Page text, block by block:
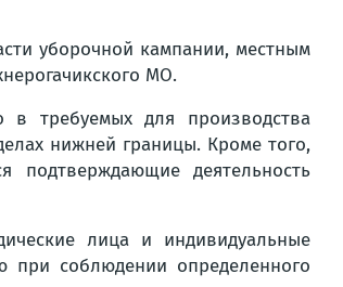
уборочной кампании, местным
МО.
в требуемых для производства
нижней границы. Кроме того,
подтверждающие деятельность
лица и индивидуальные
при соблюдении определенного